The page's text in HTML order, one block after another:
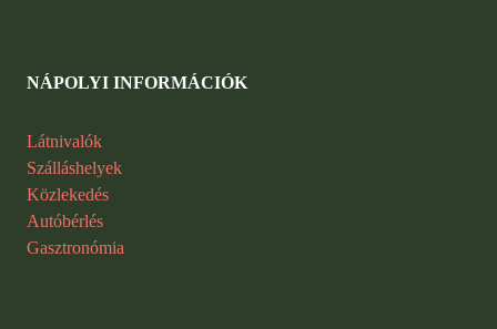
NÁPOLYI INFORMÁCIÓK
Látnivalók
Szálláshelyek
Közlekedés
Autóbérlés
Gasztronómia